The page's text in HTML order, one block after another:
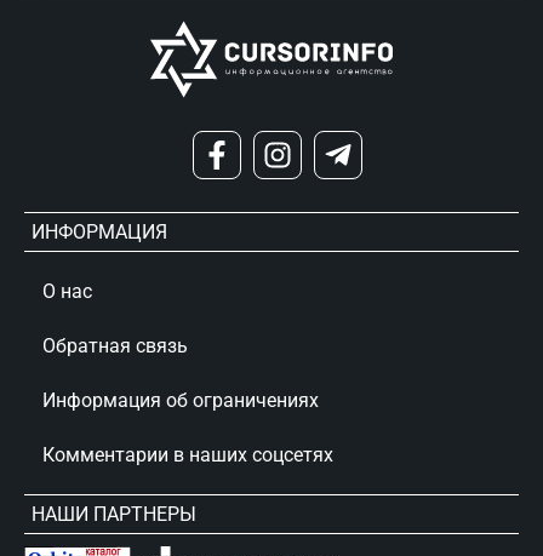
ИНФОРМАЦИЯ
О нас
Обратная связь
Информация об ограничениях
Комментарии в наших соцсетях
НАШИ ПАРТНЕРЫ